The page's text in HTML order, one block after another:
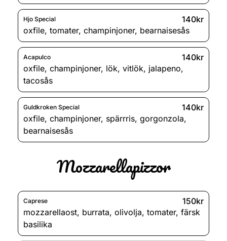
Hjo Special
140kr
oxfile, tomater, champinjoner, bearnaisesås
Acapulco
140kr
oxfile, champinjoner, lök, vitlök, jalapeno,
tacosås
Guldkroken Special
140kr
oxfile, champinjoner, spärrris, gorgonzola,
bearnaisesås
Mozzarellapizzor
Caprese
150kr
mozzarellaost, burrata, olivolja, tomater, färsk
basilika